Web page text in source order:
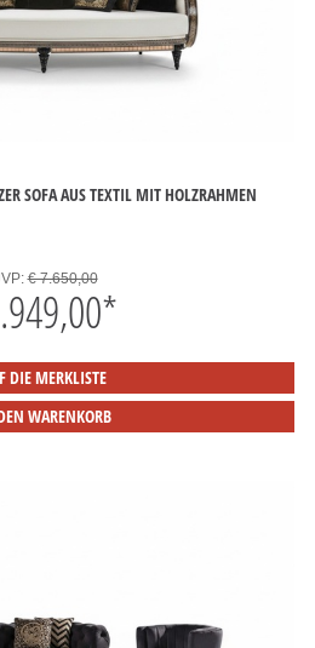
SOFA AUS TEXTIL MIT HOLZRAHMEN
€ 7.650,00
*
DIE MERKLISTE
WARENKORB